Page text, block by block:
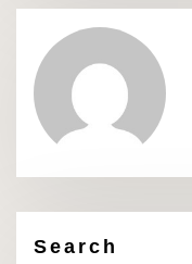
Search